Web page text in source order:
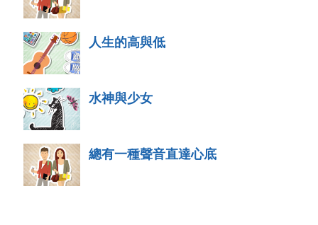
人生的高與低
水神與少女
總有一種聲音直達心底